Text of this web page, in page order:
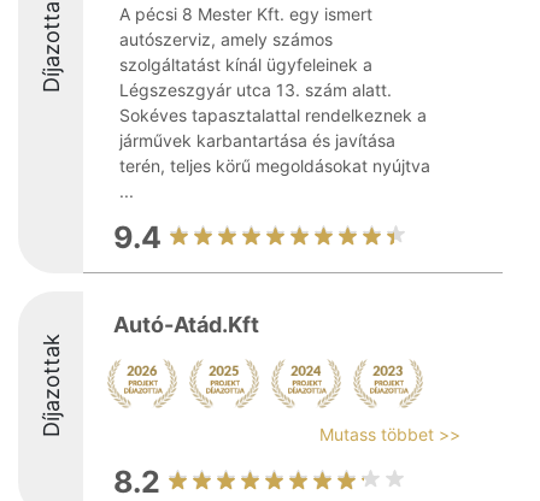
Díjazottak
A pécsi 8 Mester Kft. egy ismert
autószerviz, amely számos
szolgáltatást kínál ügyfeleinek a
Légszeszgyár utca 13. szám alatt.
Sokéves tapasztalattal rendelkeznek a
járművek karbantartása és javítása
terén, teljes körű megoldásokat nyújtva
...
9.4
Díjazottak
Autó-Atád.Kft
Mutass többet >>
8.2